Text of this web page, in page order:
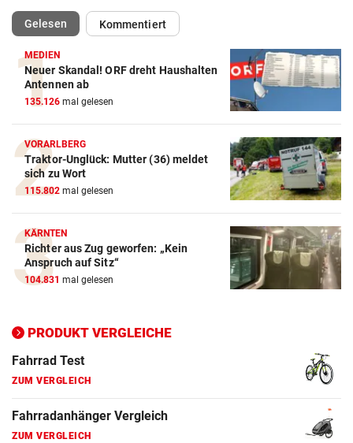
Gelesen(ausgewählt)Kommentiert
MEDIEN
Neuer Skandal! ORF dreht Haushalten
Antennen ab
135.126 mal gelesen
VORARLBERG
Traktor-Unglück: Mutter (36) meldet
sich zu Wort
115.802 mal gelesen
KÄRNTEN
Richter aus Zug geworfen: „Kein
Anspruch auf Sitz“
104.831 mal gelesen
PRODUKT VERGLEICHE
Action-Cam Vergleich
ZUM VERGLEICH
Crosstrainer Vergleich
ZUM VERGLEICH
E-Bike Vergleich
ZUM VERGLEICH
Elektro-Scooter Vergleich
ZUM VERGLEICH
ZUM VERGLEICH
Fahrrad Test
ZUM VERGLEICH
Fahrradanhänger Vergleich
ZUM VERGLEICH